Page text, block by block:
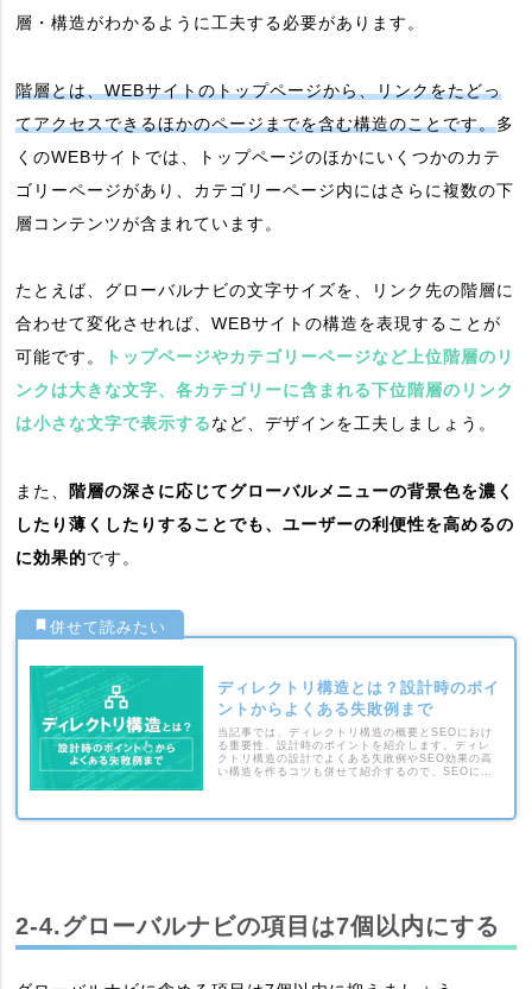
層・構造がわかるように工夫する必要があります。
階層とは、WEBサイトのトップページから、リンクをたどっ
てアクセスできるほかのページまでを含む構造のことです。多
くのWEBサイトでは、トップページのほかにいくつかのカテ
ゴリーページがあり、カテゴリーページ内にはさらに複数の下
層コンテンツが含まれています。
たとえば、グローバルナビの文字サイズを、リンク先の階層に
合わせて変化させれば、WEBサイトの構造を表現することが
可能です。
トップページやカテゴリーページなど上位階層のリ
ンクは大きな文字、各カテゴリーに含まれる下位階層のリンク
は小さな文字で表示するなど、デザインを工夫しましょう。
また、
階層の深さに応じてグローバルメニューの背景色を濃く
したり薄くしたりすることでも、ユーザーの利便性を高めるの
に効果的です。
ディレクトリ構造とは？設計時のポイ
ントからよくある失敗例まで
当記事では、ディレクトリ構造の概要とSEOにおけ
る重要性、設計時のポイントを紹介します。ディレ
クトリ構造の設計でよくある失敗例やSEO効果の高
い構造を作るコツも併せて紹介するので、SEOに強
2-4.グローバルナビの項目は7個以内にする